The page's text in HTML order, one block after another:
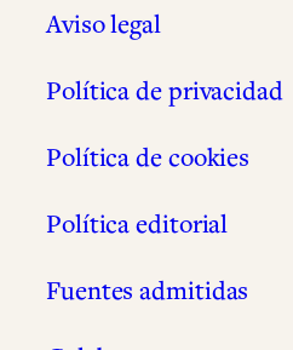
Aviso legal
Política de privacidad
Política de cookies
Política editorial
Fuentes admitidas